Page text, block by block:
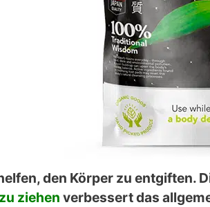
den Körper zu entgiften.
ziehen verbessert das